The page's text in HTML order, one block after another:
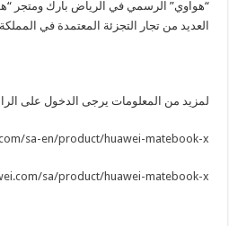
“هواوي” الرسمي في الرياض بارك ومتجر
العديد من تجار التجزئة المعتمدة في
لمزيد من المعلومات يرجى الدخول على
sa-en/product/huawei-matebook-x
sa/product/huawei-matebook-x